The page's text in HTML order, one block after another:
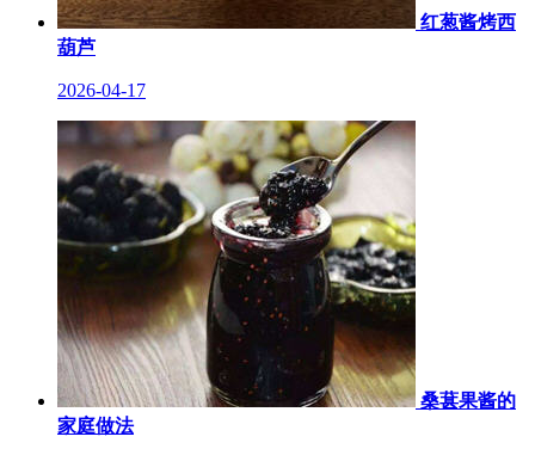
红葱酱烤西
葫芦
2026-04-17
桑葚果酱的
家庭做法